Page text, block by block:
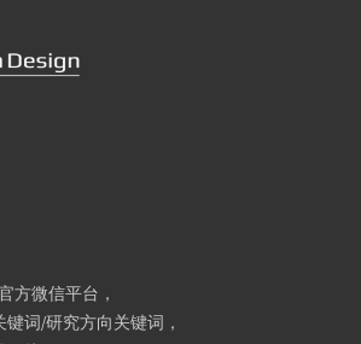
方微信平台，
词/研究方向关键词，